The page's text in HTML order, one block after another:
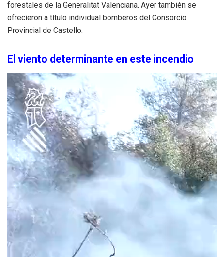
forestales de la Generalitat Valenciana. Ayer también se
ofrecieron a título individual bomberos del Consorcio
Provincial de Castello.
El viento determinante en este incendio